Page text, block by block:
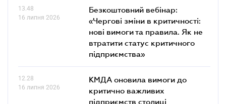
13.48
16 липня 2026
Безкоштовний вебінар:
«Чергові зміни в критичності:
нові вимоги та правила. Як не
втратити статус критичного
підприємства»
12.28
16 липня 2026
КМДА оновила вимоги до
критично важливих
підприємств столиці